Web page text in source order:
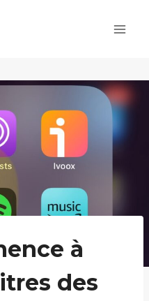
à
des